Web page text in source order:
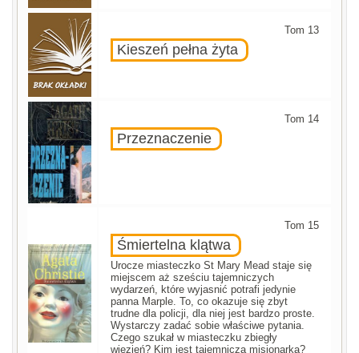
Tom 13
Kieszeń pełna żyta
Tom 14
Przeznaczenie
Tom 15
Śmiertelna klątwa
Urocze miasteczko St Mary Mead staje się
miejscem aż sześciu tajemniczych
wydarzeń, które wyjasnić potrafi jedynie
panna Marple. To, co okazuje się zbyt
trudne dla policji, dla niej jest bardzo proste.
Wystarczy zadać sobie właściwe pytania.
Czego szukał w miasteczku zbiegły
więzień? Kim jest tajemnicza misjonarka?